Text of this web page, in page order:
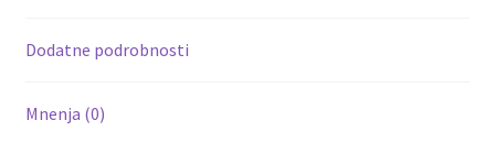
k
Dodatne podrobnosti
Mnenja (0)